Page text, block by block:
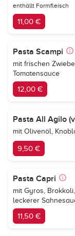
enthällt Formfleisch
11,00 €
Pasta Scampi
mit frischen
Tomatensauce
12,00 €
Pasta All Agilo
mit Olivenöl,
9,50 €
Pasta Capri
mit Gyros,
leckerer
11,50 €